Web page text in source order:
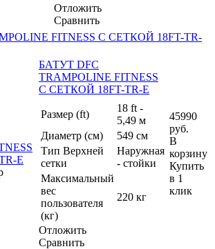
Отложить
Сравнить
FITNESS С СЕТКОЙ 18FT-TR-
БАТУТ DFC
TRAMPOLINE FITNESS
С СЕТКОЙ 18FT-TR-E
Размер (ft)
18 ft -
5,49 м
Диаметр (см)
549 см
Тип Верхней
сетки
Наружная
- стойки
Максимальный
вес
пользователя
(кг)
220 кг
Отложить
Сравнить
45990
руб.
В
корзину
Купить
в 1
клик